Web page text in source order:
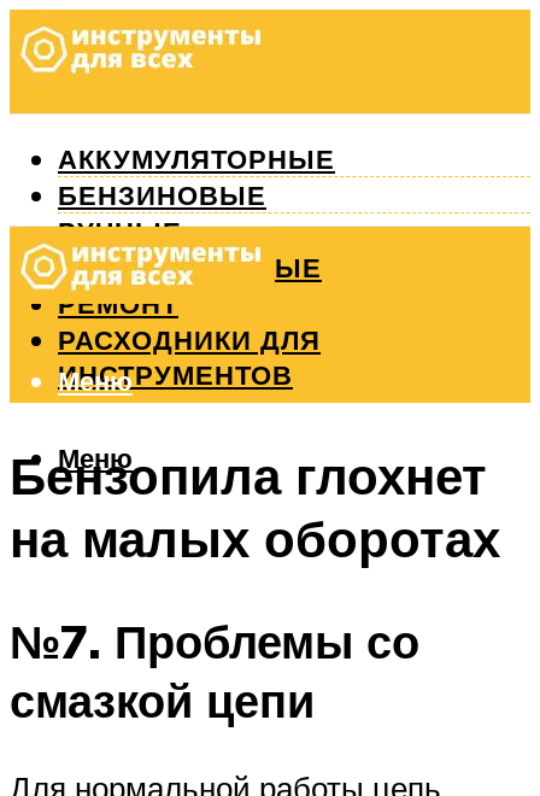
АККУМУЛЯТОРНЫЕ
БЕНЗИНОВЫЕ
РУЧНЫЕ
ИЗМЕРИТЕЛЬНЫЕ
РЕМОНТ
РАСХОДНИКИ ДЛЯ
ИНСТРУМЕНТОВ
Меню
Меню
Бензопила глохнет
на малых оборотах
№7. Проблемы со
смазкой цепи
Для нормальной работы цепь